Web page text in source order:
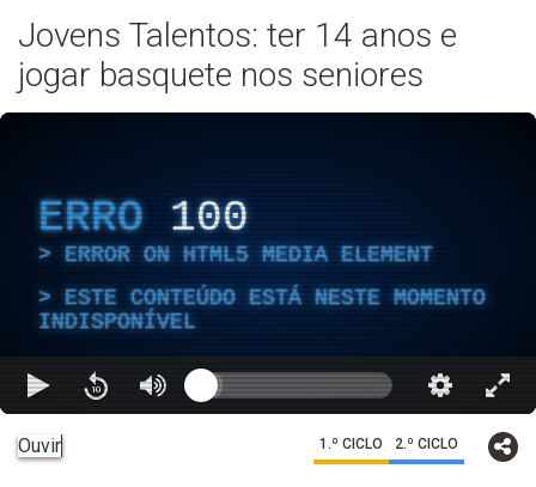
Jovens Talentos: ter 14 anos e
jogar basquete nos seniores
ERRO 100
ERROR ON HTML5 MEDIA ELEMENT
ESTE CONTEÚDO ESTÁ NESTE MOMENTO
INDISPONÍVEL
Ouvir 1.º CICLO 2.º CICLO